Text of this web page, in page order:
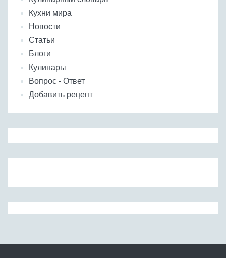
Кухни мира
Новости
Статьи
Блоги
Кулинары
Вопрос - Ответ
Добавить рецепт